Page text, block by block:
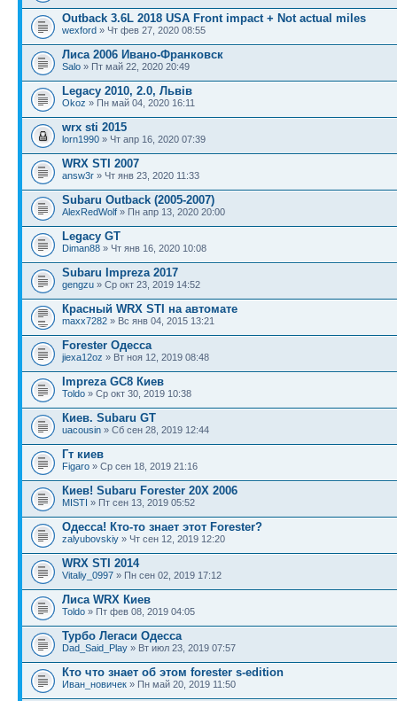
Outback 3.6L 2018 USA Front impact + Not actual miles
wexford » Чт фев 27, 2020 08:55
Лиса 2006 Ивано-Франковск
Salo » Пт май 22, 2020 20:49
Legacy 2010, 2.0, Львів
Okoz » Пн май 04, 2020 16:11
wrx sti 2015
lorn1990 » Чт апр 16, 2020 07:39
WRX STI 2007
answ3r » Чт янв 23, 2020 11:33
Subaru Outback (2005-2007)
AlexRedWolf » Пн апр 13, 2020 20:00
Legacy GT
Diman88 » Чт янв 16, 2020 10:08
Subaru Impreza 2017
gengzu » Ср окт 23, 2019 14:52
Красный WRX STI на автомате
maxx7282 » Вс янв 04, 2015 13:21
Forester Одесса
jiexa12oz » Вт ноя 12, 2019 08:48
Impreza GC8 Киев
Toldo » Ср окт 30, 2019 10:38
Киев. Subaru GT
uacousin » Сб сен 28, 2019 12:44
Гт киев
Figaro » Ср сен 18, 2019 21:16
Киев! Subaru Forester 20X 2006
MISTI » Пт сен 13, 2019 05:52
Одесса! Кто-то знает этот Forester?
zalyubovskiy » Чт сен 12, 2019 12:20
WRX STI 2014
Vitaliy_0997 » Пн сен 02, 2019 17:12
Лиса WRX Киев
Toldo » Пт фев 08, 2019 04:05
Турбо Легаси Одесса
Dad_Said_Play » Вт июл 23, 2019 07:57
Кто что знает об этом forester s-edition
Иван_новичек » Пн май 20, 2019 11:50